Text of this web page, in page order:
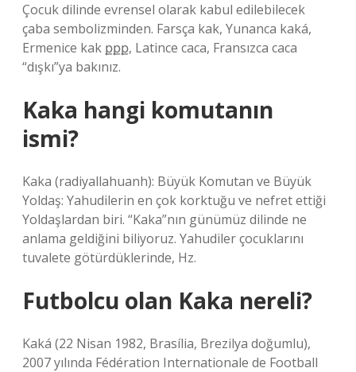
Çocuk dilinde evrensel olarak kabul edilebilecek
çaba sembolizminden. Farsça kak, Yunanca kaká,
Ermenice kak քքք, Latince caca, Fransızca caca
“dışkı”ya bakınız.
Kaka hangi komutanın
ismi?
Kaka (radiyallahuanh): Büyük Komutan ve Büyük
Yoldaş: Yahudilerin en çok korktuğu ve nefret ettiği
Yoldaşlardan biri. “Kaka”nın günümüz dilinde ne
anlama geldiğini biliyoruz. Yahudiler çocuklarını
tuvalete götürdüklerinde, Hz.
Futbolcu olan Kaka nereli?
Kaká (22 Nisan 1982, Brasília, Brezilya doğumlu),
2007 yılında Fédération Internationale de Football